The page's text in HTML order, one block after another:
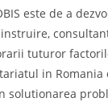
este de a
tuturor
in Romania
solutionarea